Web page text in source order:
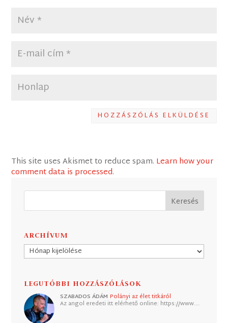
HOZZÁSZÓLÁS ELKÜLDÉSE
This site uses Akismet to reduce spam. Learn how your
comment data is processed.
ARCHÍVUM
Archívum
LEGUTÓBBI HOZZÁSZÓLÁSOK
SZABADOS ÁDÁM Polányi az élet titkáról
Az angol eredeti itt elérhető online: https://www.…